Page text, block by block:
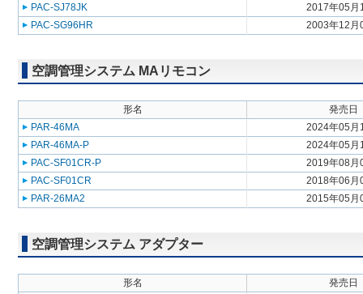
PAC-SJ78JK
2017年05月
PAC-SG96HR
2003年12月
空調管理システム MAリモコン
形名
発売日
PAR-46MA
2024年05月
PAR-46MA-P
2024年05月
PAC-SF01CR-P
2019年08月
PAC-SF01CR
2018年06月
PAR-26MA2
2015年05月
空調管理システム アダプター
形名
発売日